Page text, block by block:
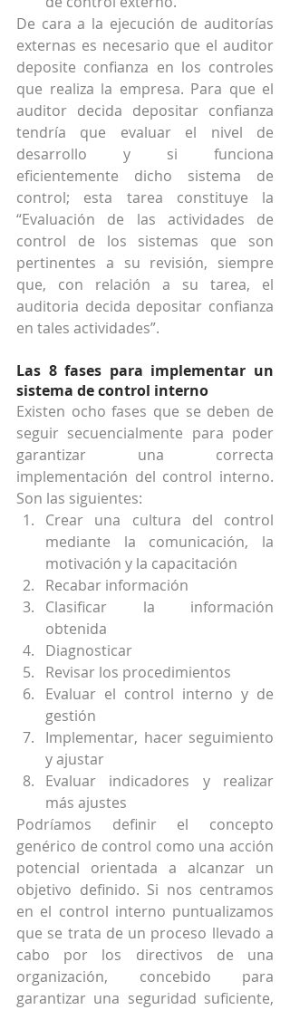
De cara a la ejecución de auditorías
externas es necesario que el auditor
deposite confianza en los controles
que realiza la empresa. Para que el
auditor decida depositar confianza
tendría que evaluar el nivel de
desarrollo y si funciona
eficientemente dicho sistema de
control; esta tarea constituye la
“Evaluación de las actividades de
control de los sistemas que son
pertinentes a su revisión, siempre
que, con relación a su tarea, el
auditoria decida depositar confianza
en tales actividades”.
Las 8 fases para implementar un
sistema de control interno
Existen ocho fases que se deben de
seguir secuencialmente para poder
garantizar una correcta
implementación del control interno.
Son las siguientes:
Crear una cultura del control
mediante la comunicación, la
motivación y la capacitación
Recabar información
Clasificar la información
obtenida
Diagnosticar
Revisar los procedimientos
Evaluar el control interno y de
gestión
Implementar, hacer seguimiento
y ajustar
Evaluar indicadores y realizar
más ajustes
Podríamos definir el concepto
genérico de control como una acción
potencial orientada a alcanzar un
objetivo definido. Si nos centramos
en el control interno puntualizamos
que se trata de un proceso llevado a
cabo por los directivos de una
organización, concebido para
garantizar una seguridad suficiente,